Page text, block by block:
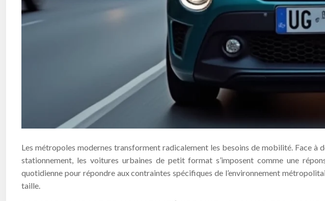
Les métropoles modernes transforment radicalement les besoins de mobilité. Face
stationnement, les voitures urbaines de petit format s’imposent comme une
quotidienne pour répondre aux contraintes spécifiques de l’environnement
taille.